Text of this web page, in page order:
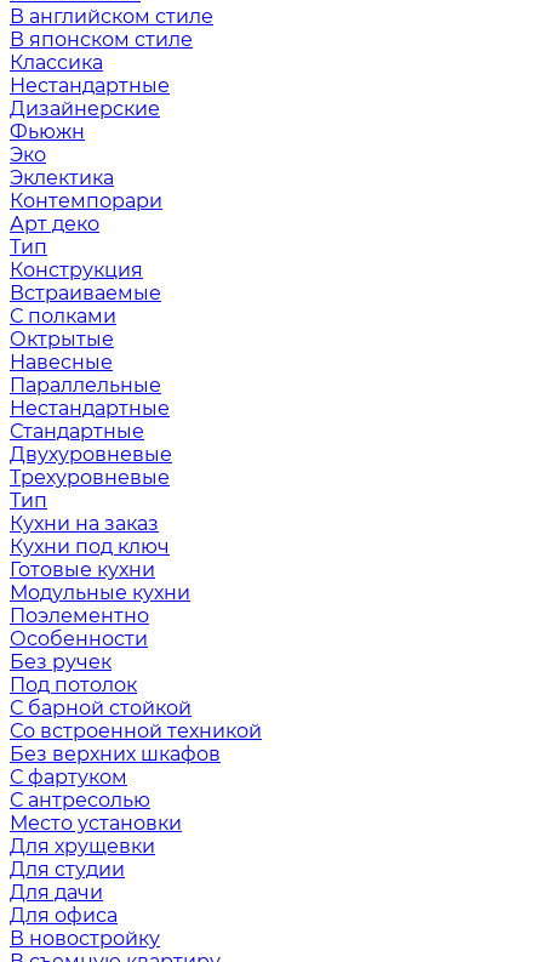
В английском стиле
В японском стиле
Классика
Нестандартные
Дизайнерские
Фьюжн
Эко
Эклектика
Контемпорари
Арт деко
Тип
Конструкция
Встраиваемые
С полками
Октрытые
Навесные
Параллельные
Нестандартные
Стандартные
Двухуровневые
Трехуровневые
Тип
Кухни на заказ
Кухни под ключ
Готовые кухни
Модульные кухни
Поэлементно
Особенности
Без ручек
Под потолок
С барной стойкой
Со встроенной техникой
Без верхних шкафов
С фартуком
С антресолью
Место установки
Для хрущевки
Для студии
Для дачи
Для офиса
В новостройку